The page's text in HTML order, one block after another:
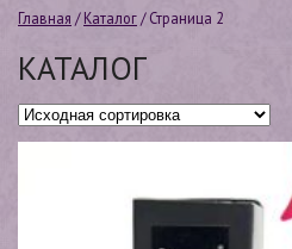
Главная /Каталог/ Страница 2
КАТАЛОГ